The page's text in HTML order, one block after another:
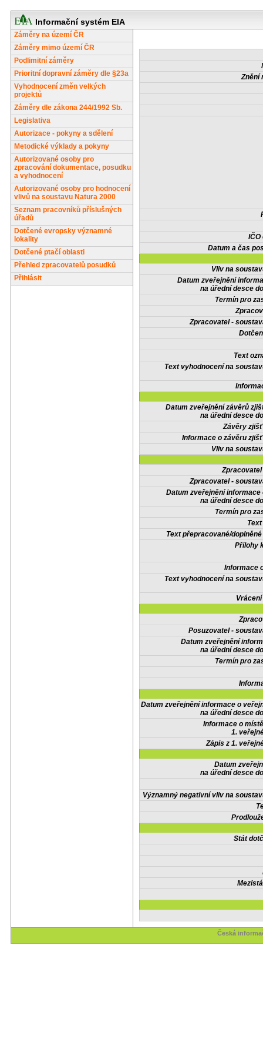
Informační systém EIA
Záměry na území ČR
Záměry mimo území ČR
Podlimitní záměry
Prioritní dopravní záměry dle §23a
Vyhodnocení změn velkých
projektů
Záměry dle zákona 244/1992 Sb.
Legislativa
Autorizace - pokyny a sdělení
Metodické výklady a pokyny
Autorizované osoby pro
zpracování dokumentace, posudku
a vyhodnocení
Autorizované osoby pro hodnocení
vlivů na soustavu Natura 2000
Seznam pracovníků příslušných
úřadů
Dotčené evropsky významné
lokality
Dotčené ptačí oblasti
Přehled zpracovatelů posudků
Přihlásit
Znění
IČO
Datum a čas
Vliv na
Datum zveřejnění
na úřední desce
Termín pro
Zpracovatel -
Text
Text vyhodnocení na
Datum zveřejnění závěrů
na úřední desce
Závěry
Informace o závěru
Vliv na
Zpracovatel -
Datum zveřejnění informace
na úřední desce
Termín pro
Text přepracované/
Přílohy
Informace
Text vyhodnocení na
Posuzovatel -
Datum zveřejnění
na úřední desce
Termín pro
Datum zveřejnění informace o
na úřední desce
Informace o
1.
Zápis z 1.
Datum
na úřední desce
Významný negativní vliv na
Stát
Česká